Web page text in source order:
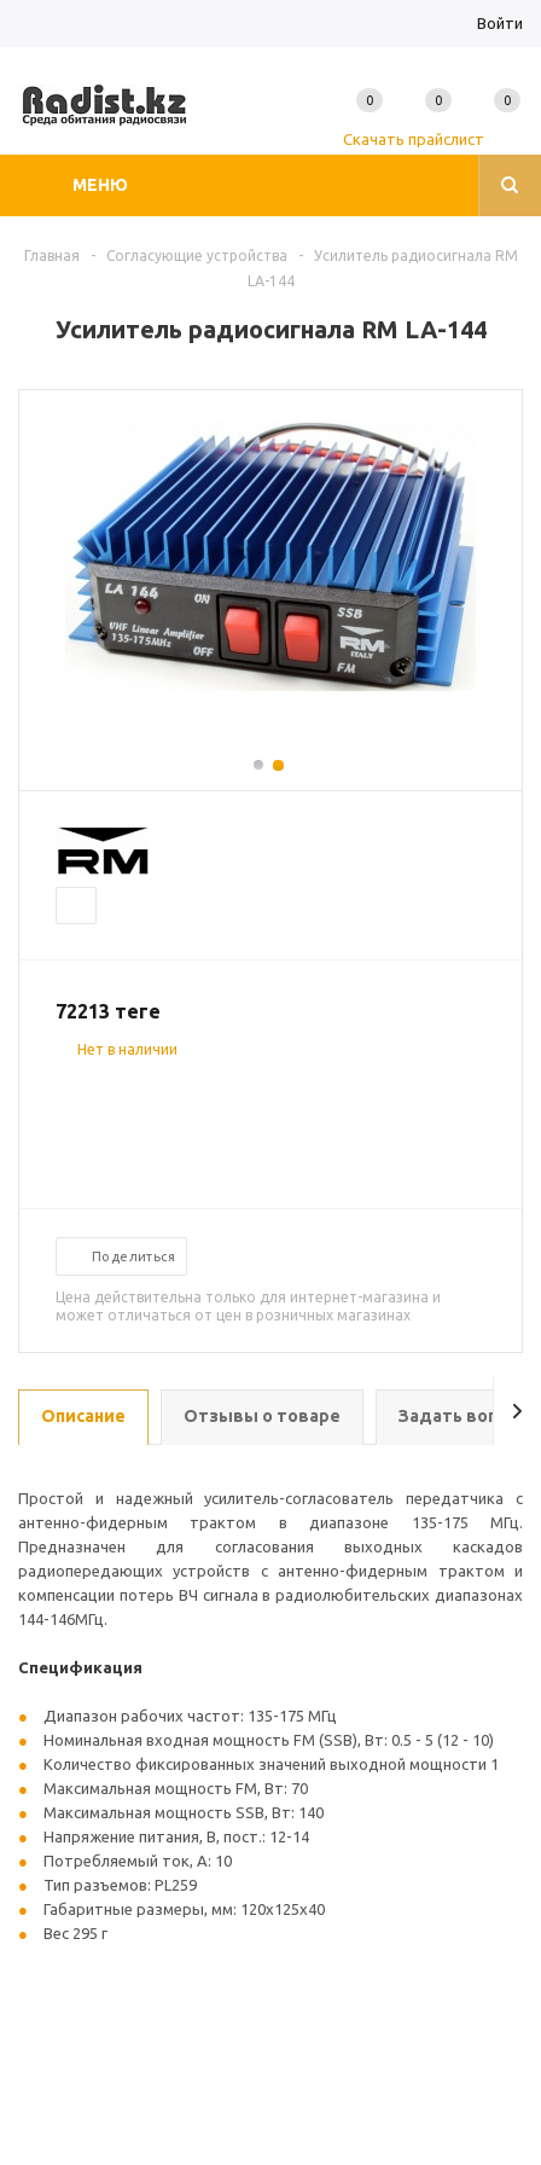
Войти
МЕНЮ
Скачать прайслист
0 0 0
Главная - Согласующие устройства -
Усилитель радиосигнала RM
LA-144
Усилитель радиосигнала RM LA-144
72213 теңге
Нет в наличии
Поделиться
Цена действительна только для интернет-магазина и
может отличаться от цен в розничных магазинах
Описание Отзывы о товаре Задать вопрос
Простой и надежный усилитель-согласователь передатчика с
антенно-фидерным трактом в диапазоне 135-175 МГц.
Предназначен для согласования выходных каскадов
радиопередающих устройств с антенно-фидерным трактом и
компенсации потерь ВЧ сигнала в радиолюбительских диапазонах
144-146МГц.
Спецификация
Диапазон рабочих частот: 135-175 МГц
Номинальная входная мощность FM (SSB), Вт: 0.5 - 5 (12 - 10)
Количество фиксированных значений выходной мощности 1
Максимальная мощность FM, Вт: 70
Максимальная мощность SSB, Вт: 140
Напряжение питания, В, пост.: 12-14
Потребляемый ток, А: 10
Тип разъемов: PL259
Габаритные размеры, мм: 120x125x40
Вес 295 г